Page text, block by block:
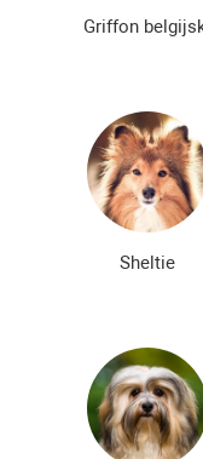
Griffon
Sheltie